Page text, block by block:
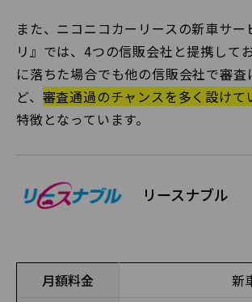
また、ニコニコカーリースの新車サー
リ』では、4つの信販会社と提携して
に落ちた場合でも他の信販会社で審査
ど、 審査通過のチャンスを多く設けて
特徴となっています。
リースナブル
月額料金
新